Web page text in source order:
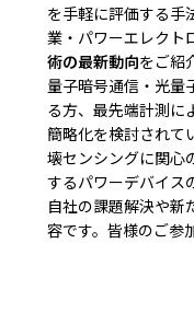
を手軽に評価する手
業・パワーエレクト
術の最新動向をご紹
量子暗号通信・光量
る方、最先端計測に
簡略化を検討されて
壊センシングに関心
するパワーデバイス
自社の課題解決や新
容です。皆様のご参